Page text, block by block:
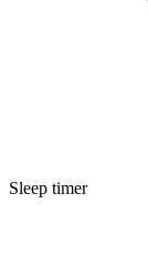
Sleep timer